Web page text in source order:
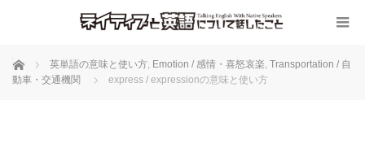
ホーム 英単語の意味と使い方, Emotion / 感情・喜怒哀楽, Transportation / 自
動車・交通機関
express / expressionの意味と使い方